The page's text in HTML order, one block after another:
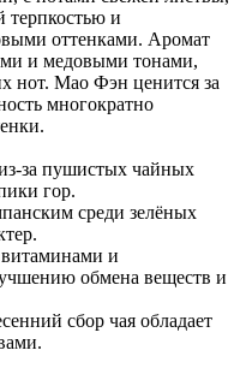
терпкостью и
оттенками. Аромат
и медовыми тонами,
нот. Мао Фэн ценится за
многократно
за пушистых чайных
гор.
среди зелёных
и
обмена веществ и
сбор чая обладает